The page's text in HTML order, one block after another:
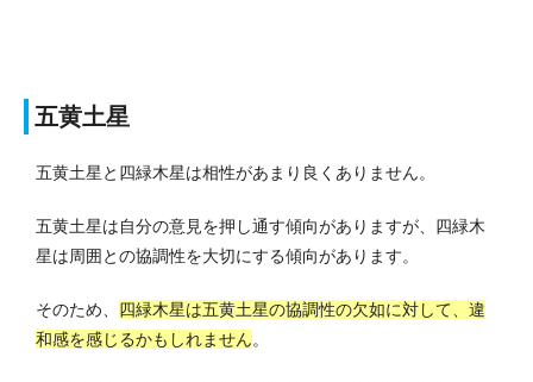
五黄土星
五黄土星と四緑木星は相性があまり良くありません。
五黄土星は自分の意見を押し通す傾向がありますが、四緑木
星は周囲との協調性を大切にする傾向があります。
そのため、 四緑木星は五黄土星の協調性の欠如に対して、違
和感を感じるかもしれません。